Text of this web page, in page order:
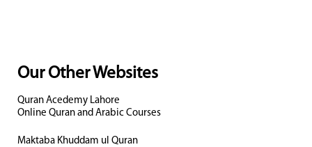
Our Other Websites
Quran Acedemy Lahore
Online Quran and Arabic Courses
Maktaba Khuddam ul Quran